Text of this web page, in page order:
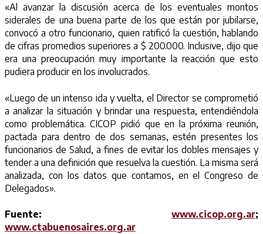
«Al avanzar la discusión acerca de los eventuales montos
siderales de una buena parte de los que están por jubilarse,
convocó a otro funcionario, quien ratificó la cuestión, hablando
de cifras promedios superiores a $ 200.000. Inclusive, dijo que
era una preocupación muy importante la reacción que esto
pudiera producir en los involucrados.
«Luego de un intenso ida y vuelta, el Director se comprometió
a analizar la situación y brindar una respuesta, entendiéndola
como problemática. CICOP pidió que en la próxima reunión,
pactada para dentro de dos semanas, estén presentes los
funcionarios de Salud, a fines de evitar los dobles mensajes y
tender a una definición que resuelva la cuestión. La misma será
analizada, con los datos que contamos, en el Congreso de
Delegados».
Fuente: www.cicop.org.ar;
www.ctabuenosaires.org.ar